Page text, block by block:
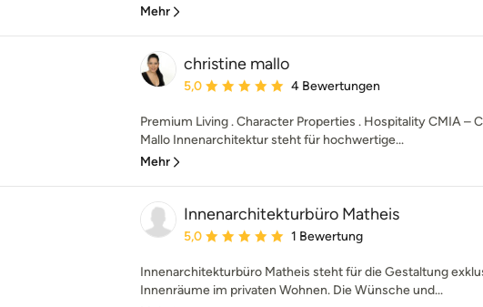
Mehr
christine mallo
Durchschnittliche Bewertung: 5 von 5 Sternen
5,0 4 Bewertungen
Premium Living . Character Properties . Hospitality CMIA –
Mallo Innenarchitektur steht für hochwertige...
Mehr
Innenarchitekturbüro Matheis
Durchschnittliche Bewertung: 5 von 5 Sternen
5,0 1 Bewertung
Innenarchitekturbüro Matheis steht für die Gestaltung
Innenräume im privaten Wohnen. Die Wünsche und...